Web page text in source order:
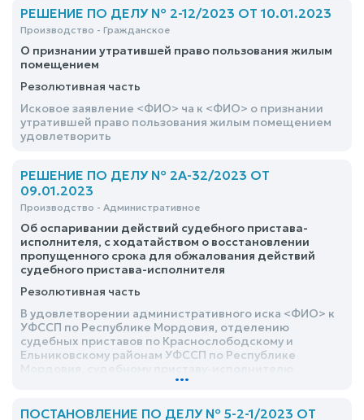
Государственного бюджетного учреждения
здравоохранения Республики Мордовия
«Краснослободская центральная районная больница»
от 10 августа 2022 г. №57 о работе комиссии по
расследованию страховых случаев, указанных в
подпункте «б» пункта 2 Указа Президента Российской
Федерации от 06.05.2020 №313 «О предоставлении
дополнительных страховых гарантий отдельным
категориям медицинских работников», признании
страховым случаем заболевание новой
размере 68 811 (шестьдесят восемь тысяч восемьсот
одиннадцать) руб. и взыскании компенсации
морального вреда в размере 20 000 (двадцать тысяч)
руб. оставить без удовлетворения
РЕШЕНИЕ ПО ДЕЛУ № 2-12/2023 ОТ 10.01.2023
Производство - Гражданское
О признании утратившей право пользования жилым
помещением
Резолютивная часть
Исковое заявление <ФИО> ча к <ФИО> о признании
утратившей право пользования жилым помещением
удовлетворить
РЕШЕНИЕ ПО ДЕЛУ № 2А-32/2023 ОТ
09.01.2023
Производство - Административное
Об оспаривании действий судебного пристава-
исполнителя, с ходатайством о восстановлении
пропущенного срока для обжалования действий
судебного пристава-исполнителя
Резолютивная часть
В удовлетворении административного иска <ФИО> к
УФССП по Республике Мордовия, отделению
судебных приставов по Краснослободскому и
Ельниковскому районам УФССП по Республике
отделения судебных приставов по
по Республике Мордовия <ФИО> об оспаривании
...
ПОСТАНОВЛЕНИЕ ПО ДЕЛУ № 5-2-1/2023 ОТ